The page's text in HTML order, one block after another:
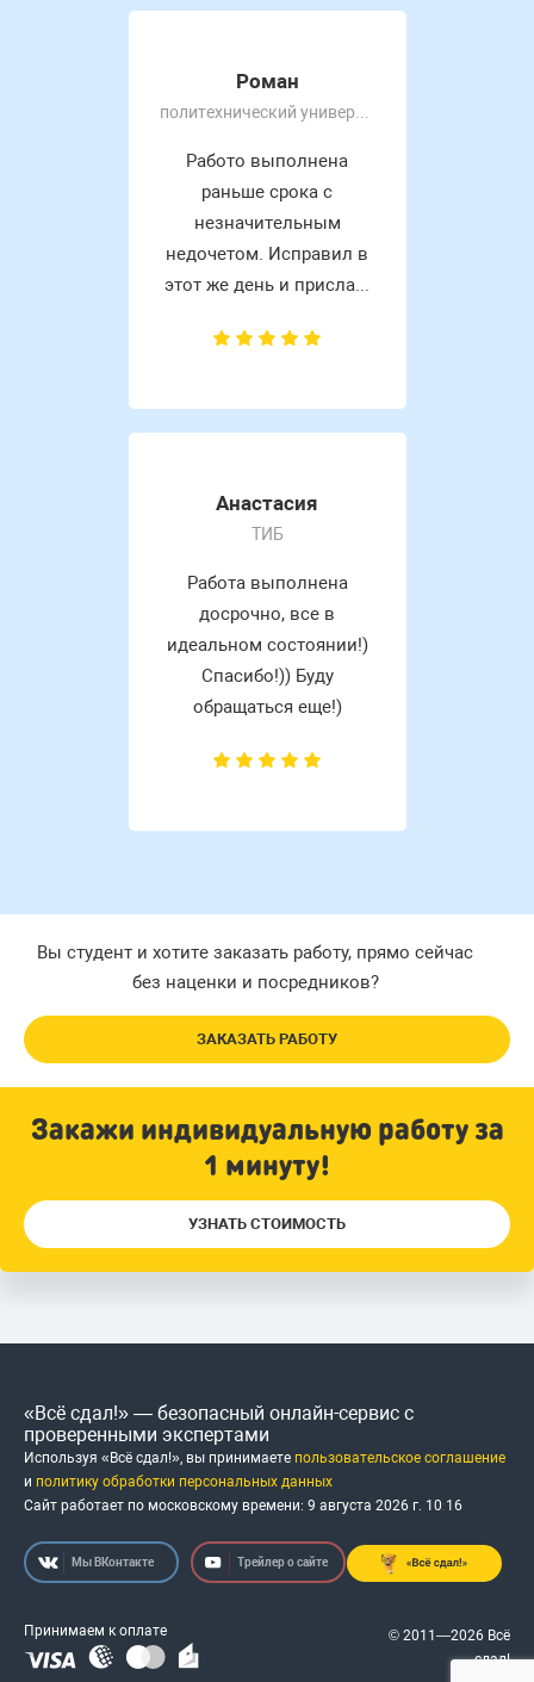
Роман
политехнический университет
Работо выполнена
раньше срока с
незначительным
недочетом. Исправил в
этот же день и присла...
Анастасия
ТИБ
Работа выполнена
досрочно, все в
идеальном состоянии!)
Спасибо!)) Буду
обращаться еще!)
Вы студент и хотите заказать работу, прямо сейчас
без наценки и посредников?
ЗАКАЗАТЬ РАБОТУ
Закажи индивидуальную работу за
1 минуту!
УЗНАТЬ СТОИМОСТЬ
«Всё сдал!» — безопасный онлайн-сервис с
проверенными экспертами
Используя «Всё сдал!», вы принимаете пользовательское соглашение
и политику обработки персональных данных
Сайт работает по московскому времени: 9 августа 2026 г. 10:16
Мы ВКонтакте Трейлер о сайте
Принимаем к оплате
© 2011—2026 Всё
сдал!